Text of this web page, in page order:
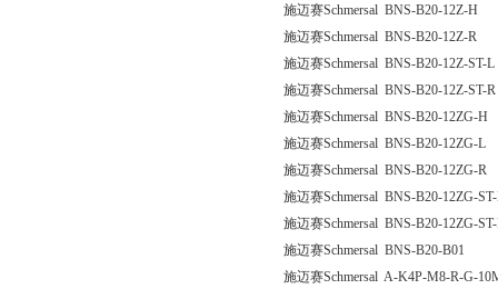
施迈赛Schmersal BNS-B20-12Z-H
施迈赛Schmersal BNS-B20-12Z-R
施迈赛Schmersal BNS-B20-12Z-ST-L
施迈赛Schmersal BNS-B20-12Z-ST-R
施迈赛Schmersal BNS-B20-12ZG-H
施迈赛Schmersal BNS-B20-12ZG-L
施迈赛Schmersal BNS-B20-12ZG-R
施迈赛Schmersal BNS-B20-12ZG-
施迈赛Schmersal BNS-B20-12ZG-
施迈赛Schmersal BNS-B20-B01
施迈赛Schmersal A-K4P-M8-R-G-